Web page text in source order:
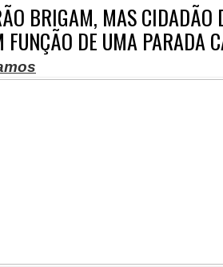
BRIGAM, MAS CIDADÃO
FUNÇÃO DE UMA PARADA